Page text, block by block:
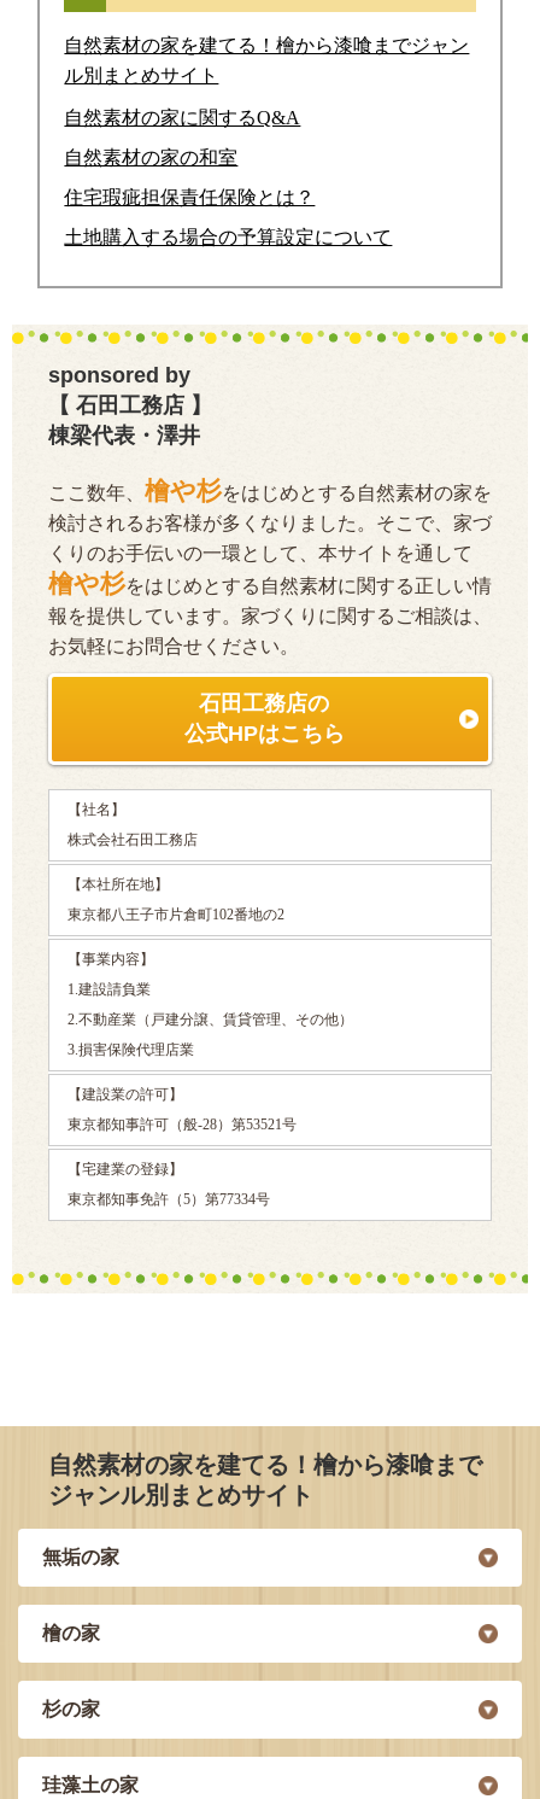
自然素材の家を建てる！檜から漆喰までジャン
ル別まとめサイト
自然素材の家に関するQ&A
自然素材の家の和室
住宅瑕疵担保責任保険とは？
土地購入する場合の予算設定について
sponsored by
【 石田工務店 】
棟梁代表・澤井
ここ数年、 檜や杉をはじめとする自然素材の家を
検討されるお客様が多くなりました。そこで、家づ
くりのお手伝いの一環として、本サイトを通して
檜や杉をはじめとする自然素材に関する正しい情
報を提供しています。家づくりに関するご相談は、
お気軽にお問合せください。
石田工務店の
公式HPはこちら
【社名】
株式会社石田工務店
【本社所在地】
東京都八王子市片倉町102番地の2
【事業内容】
1.建設請負業
2.不動産業（戸建分譲、賃貸管理、その他）
3.損害保険代理店業
【建設業の許可】
東京都知事許可（般-28）第53521号
【宅建業の登録】
東京都知事免許（5）第77334号
自然素材の家を建てる！檜から漆喰まで
ジャンル別まとめサイト
無垢の家
檜の家
杉の家
珪藻土の家